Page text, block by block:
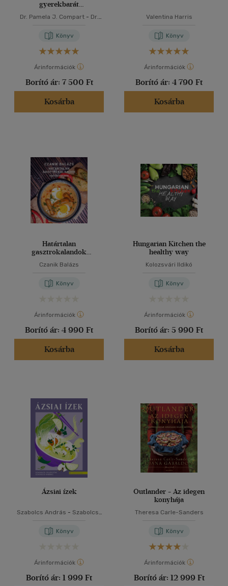
gyerekbarát
Dr. Pamela J. Compart - Dr.
Könyv
Árinformációk
Borító ár: 7 500 Ft
Kosárba
Valentina Harris
Könyv
Árinformációk
Borító ár: 4 790 Ft
Kosárba
Határtalan
gasztrokalandok
Czanik Balázs
Könyv
Árinformációk
Borító ár: 4 990 Ft
Kosárba
Hungarian Kitchen the
healthy way
Kolozsvári Ildikó
Könyv
Árinformációk
Borító ár: 5 990 Ft
Kosárba
Ázsiai ízek
Szabolcs András - Szabolcs-
Könyv
Árinformációk
Borító ár: 1 999 Ft
Outlander - Az idegen
konyhája
Theresa Carle-Sanders
Könyv
Árinformációk
Borító ár: 12 999 Ft